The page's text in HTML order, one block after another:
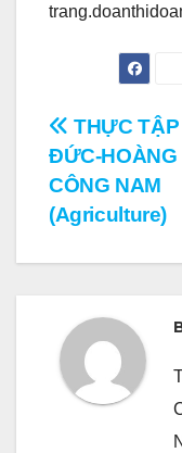
Điều
hướng
bài
viết
THỰC TẬP
ĐỨC-HOÀNG
CÔNG NAM
(Agriculture)